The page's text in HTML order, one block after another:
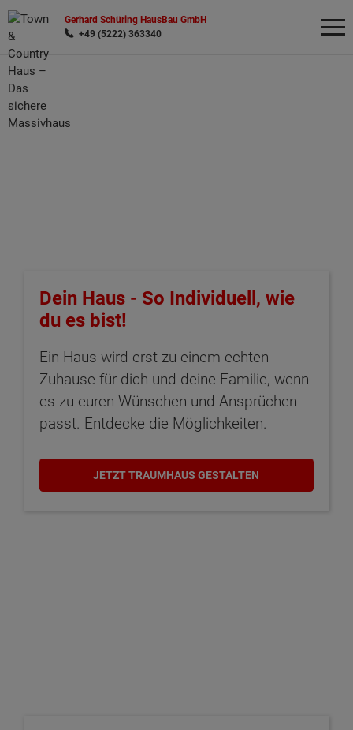
Gerhard Schüring HausBau GmbH
+49 (5222) 363340
Dein Haus - So Individuell, wie
du es bist!
Ein Haus wird erst zu einem echten
Zuhause für dich und deine Familie, wenn
es zu euren Wünschen und Ansprüchen
passt. Entdecke die Möglichkeiten.
JETZT TRAUMHAUS GESTALTEN
Wonach möchten Sie suchen?